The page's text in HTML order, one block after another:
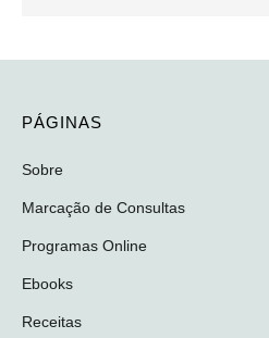
PÁGINAS
Sobre
Marcação de Consultas
Programas Online
Ebooks
Receitas